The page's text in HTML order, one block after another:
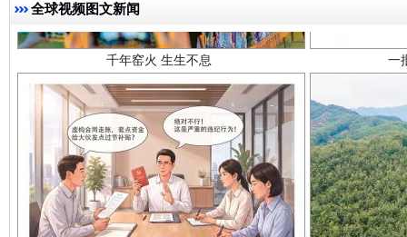
全球视频图文新闻
揭开“小金库”的免责幌子